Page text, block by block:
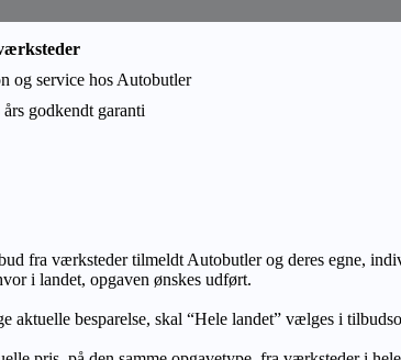
og service hos Autobutler
godkendt garanti
fra værksteder tilmeldt Autobutler og deres egne,
i landet, opgaven ønskes udført.
aktuelle besparelse, skal “Hele landet” vælges i